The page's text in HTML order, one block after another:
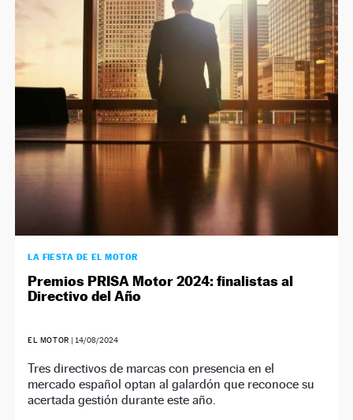
LA FIESTA DE EL MOTOR
Premios PRISA Motor 2024: finalistas al
Directivo del Año
EL MOTOR |14/08/2024
Tres directivos de marcas con presencia en el
mercado español optan al galardón que reconoce su
acertada gestión durante este año.